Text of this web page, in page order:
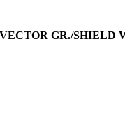
GR./SHIELD